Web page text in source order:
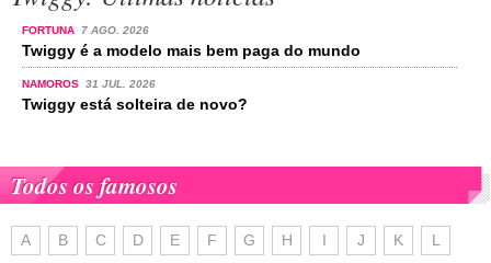
FORTUNA 7 AGO. 2026
Twiggy é a modelo mais bem paga do mundo
NAMOROS 31 JUL. 2026
Twiggy está solteira de novo?
Todos os famosos
A B C D E F G H I J K L